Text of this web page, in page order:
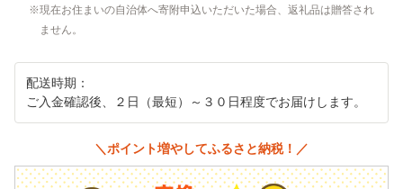
現在お住まいの自治体へ寄附申込いただいた場合、返礼品は贈答され
ません。
配送時期：
ご入金確認後、２日（最短）～３０日程度でお届けします。
＼ポイント増やしてふるさと納税！／